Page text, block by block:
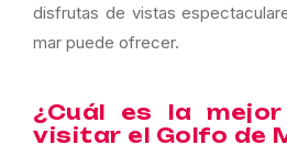
disfrutas de vistas
mar puede ofrecer.
¿Cuál es la
visitar el Golfo de